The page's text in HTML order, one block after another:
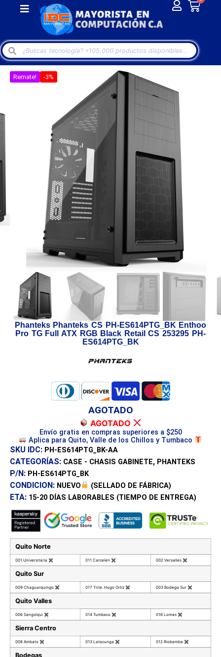
Remate! -3%
Phanteks Phanteks CS PH-ES614PTG_BK Enthoo
Pro TG Full ATX RGB Black Retail CS 253295 PH-
ES614PTG_BK
AGOTADO
AGOTADO
Envío gratis en compras superiores a $250
Aplica para Quito, Valle de los Chillos y Tumbaco
SKU IDC: PH-ES614PTG_BK-AA
CATEGORÍAS: CASE - CHASIS GABINETE, PHANTEKS
P/N: PH-ES614PTG_BK
CONDICION: NUEVO (SELLADO DE FÁBRICA)
ETA: 15-20 DÍAS LABORABLES (TIEMPO DE ENTREGA)
Quito Norte
001 Universitaria ✖ 011 Carcelen ✖ 002 Versalles ✖
Quito Sur
009 Chaguarquingo ✖ 017 Tnte. Hugo Ortiz ✖ 003 Bodega Sur ✖
Quito Valles
006 Sangolqui ✖ 014 Tumbaco ✖ 016 Lomas ✖
Sierra Centro
008 Ambato ✖ 013 Latacunga ✖ 012 Riobamba ✖
Bodegas